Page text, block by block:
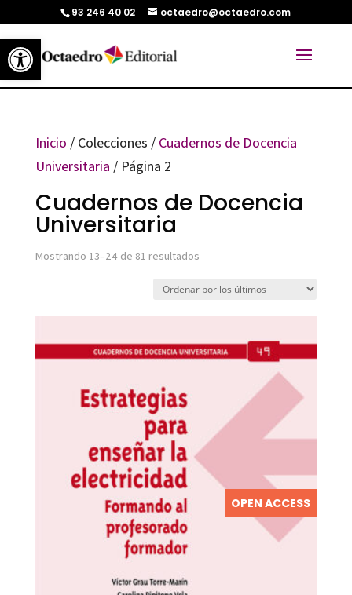
Abrir barra de herramientas
93 246 40 02 octaedro@octaedro.com
Inicio / Colecciones / Cuadernos de Docencia
Universitaria / Página 2
Cuadernos de Docencia
Universitaria
Mostrando 13–24 de 81 resultadosOrdenado
OPEN ACCESS